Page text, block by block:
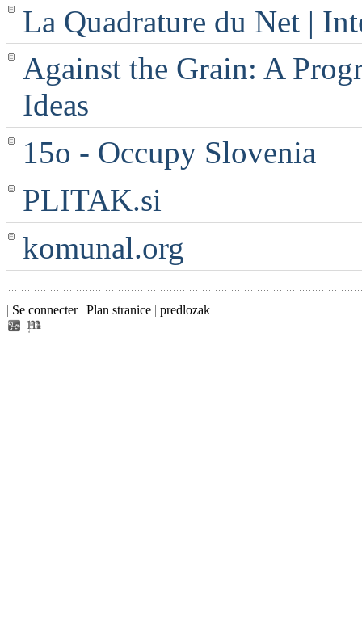
La Quadrature du Net |
Against the Grain: A
Ideas
15o - Occupy Slovenia
PLITAK.si
komunal.org
| Se connecter| Plan stranice | predlozak